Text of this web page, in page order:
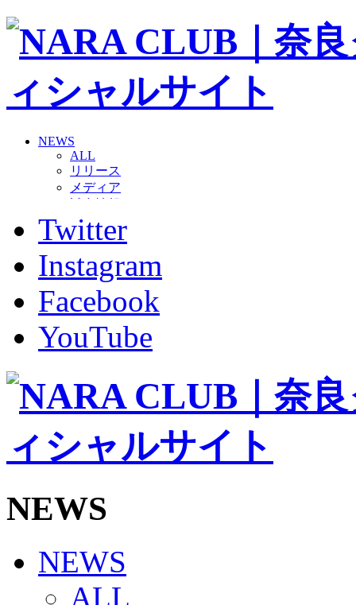
NEWS
ALL
リリース
メディア
グッズ
ファンコミュニティ
ホームタウン
コラム
その他
TEAM
2026/27トップチーム
2026/27トップチームスタッフ
バモス
チアダンススクール
ボランティアチーム「volundeer」
ビクトリーロード
HOMEGAME
観戦ルール＆マナー
Jリーグ運営管理規定
写真・動画使用ガイドライン
SCHEDULE
2026/27
練習見学時のファンサービスについて
TICKET
Twitter
Instagram
Facebook
YouTube
NEWS
NEWS
ALL